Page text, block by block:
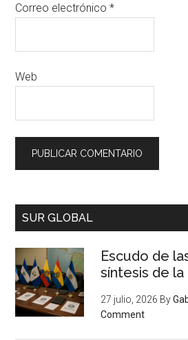
Correo electrónico*
Web
SUR GLOBAL
Escudo de
síntesis de
27 julio, 2026 By
Comment